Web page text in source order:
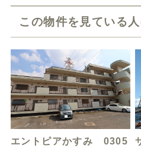
この物件を見ている
エントピアかすみ 0305